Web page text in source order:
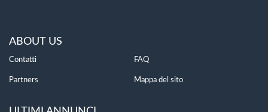
ABOUT US
Contatti FAQ
Partners Mappa del sito